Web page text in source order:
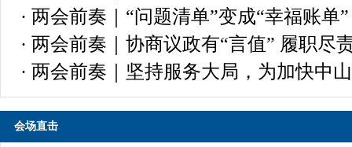
· 两会前奏｜“问题清单”变成“幸福账单”
· 两会前奏｜协商议政有“言值” 履职尽
· 两会前奏｜坚持服务大局，为加快中
会场直击